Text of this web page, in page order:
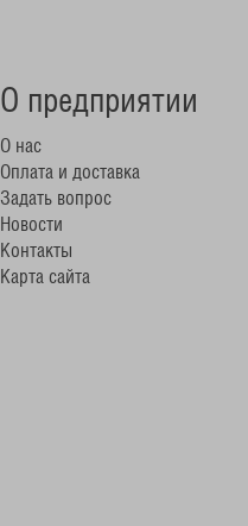
О предприятии
О нас
Оплата и доставка
Задать вопрос
Новости
Контакты
Карта сайта